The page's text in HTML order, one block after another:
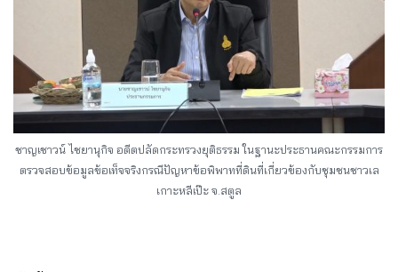
ชาญเชาวน์ ไชยานุกิจ อดีตปลัดกระทรวงยุติธรรม ในฐานะประธานคณะกรรมการ
ตรวจสอบข้อมูลข้อเท็จจริงกรณีปัญหาข้อพิพาทที่ดินที่เกี่ยวข้องกับชุมชนชาวเล
เกาะหลีเป๊ะ จ.สตูล